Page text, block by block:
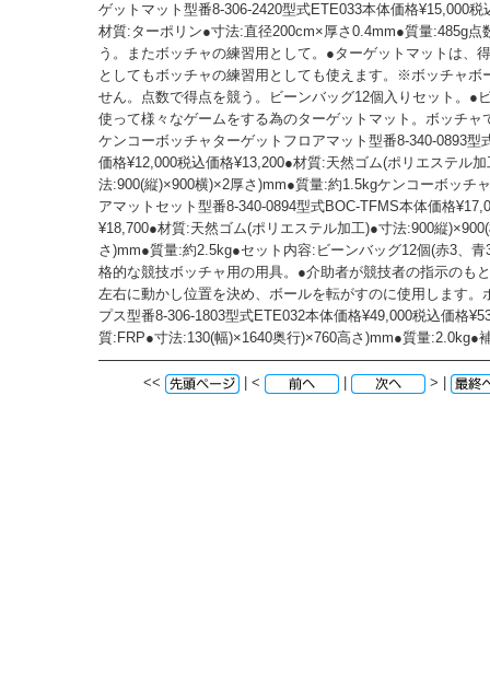
ゲットマット型番8-306-2420型式ETE033本体価格¥15,000税
材質:ターポリン●寸法:直径200cm×厚さ0.4mm●質量:485g点
う。またボッチャの練習用として。●ターゲットマットは、
としてもボッチャの練習用としても使えます。※ボッチャボ
せん。点数で得点を競う。ビーンバッグ12個入りセット。●
使って様々なゲームをする為のターゲットマット。ボッチャ
ケンコーボッチャターゲットフロアマット型番8-340-0893型
価格¥12,000税込価格¥13,200●材質:天然ゴム(ポリエステル
法:900(縦)×900横)×2厚さ)mm●質量:約1.5kgケンコーボッチ
アマットセット型番8-340-0894型式BOC-TFMS本体価格
¥18,700●材質:天然ゴム(ポリエステル加工)●寸法:900縦
さ)mm●質量:約2.5kg●セット内容:ビーンバッグ12個(赤3、青
格的な競技ボッチャ用の用具。●介助者が競技者の指示のも
左右に動かし位置を決め、ボールを転がすのに使用します。
プス型番8-306-1803型式ETE032本体価格¥49,000税込価格
質:FRP●寸法:130(幅)×1640奥行)×760高さ)mm●質量:2.0kg●
<< | < | > |